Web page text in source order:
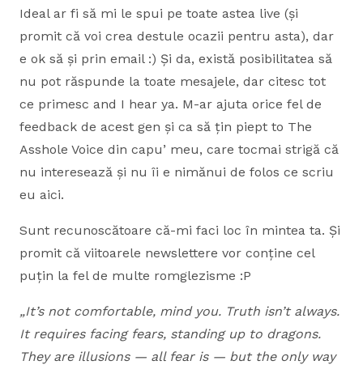
Ideal ar fi să mi le spui pe toate astea live (și
promit că voi crea destule ocazii pentru asta), dar
e ok să și prin email :) Și da, există posibilitatea să
nu pot răspunde la toate mesajele, dar citesc tot
ce primesc and I hear ya. M-ar ajuta orice fel de
feedback de acest gen și ca să țin piept to The
Asshole Voice din capu’ meu, care tocmai strigă că
nu interesează și nu îi e nimănui de folos ce scriu
eu aici.
Sunt recunoscătoare că-mi faci loc în mintea ta. Și
promit că viitoarele newslettere vor conține cel
puțin la fel de multe romglezisme :P
„It’s not comfortable, mind you. Truth isn’t always.
It requires facing fears, standing up to dragons.
They are illusions — all fear is — but the only way